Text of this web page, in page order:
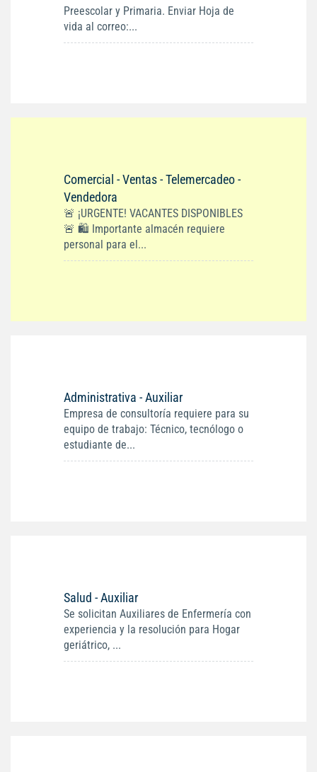
Preescolar y Primaria. Enviar Hoja de
vida al correo:...
Comercial - Ventas - Telemercadeo -
Vendedora
🚨 ¡URGENTE! VACANTES DISPONIBLES
🚨 🛍️ Importante almacén requiere
personal para el...
Administrativa - Auxiliar
Empresa de consultoría requiere para su
equipo de trabajo: Técnico, tecnólogo o
estudiante de...
Salud - Auxiliar
Se solicitan Auxiliares de Enfermería con
experiencia y la resolución para Hogar
geriátrico, ...